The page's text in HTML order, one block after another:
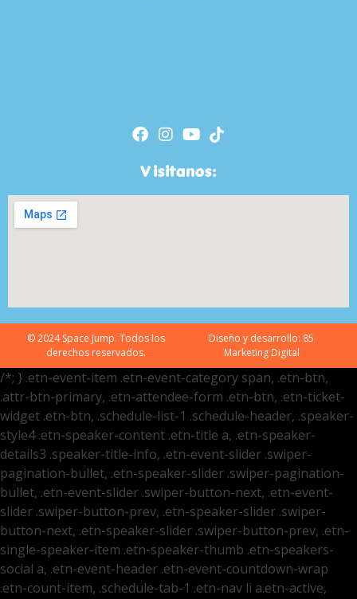
Visitanos:
© 2024 Space Jump. Todos los
derechos reservados.
Diseño y desarrollo: 85
Marketing Digital
/*; } .etn-event-item .etn-event-category span, .etn-btn,
.attr-btn-primary, .etn-attendee-form .etn-btn, .etn-ticket-
widget .etn-btn, .schedule-list-1 .schedule-header, .speaker-
style4 .etn-speaker-content .etn-title a, .etn-speaker-
details3 .speaker-title-info, .etn-event-slider .swiper-
pagination-bullet, .etn-speaker-slider .swiper-pagination-
bullet, .etn-event-slider .swiper-button-next, .etn-event-
slider .swiper-button-prev, .etn-speaker-slider .swiper-
button-next, .etn-speaker-slider .swiper-button-prev, .etn-
single-speaker-item .etn-speaker-thumb .etn-speakers-
social a, .etn-event-header .etn-event-countdown-wrap
.etn-count-item, .schedule-tab-1 .etn-nav li a.etn-active,